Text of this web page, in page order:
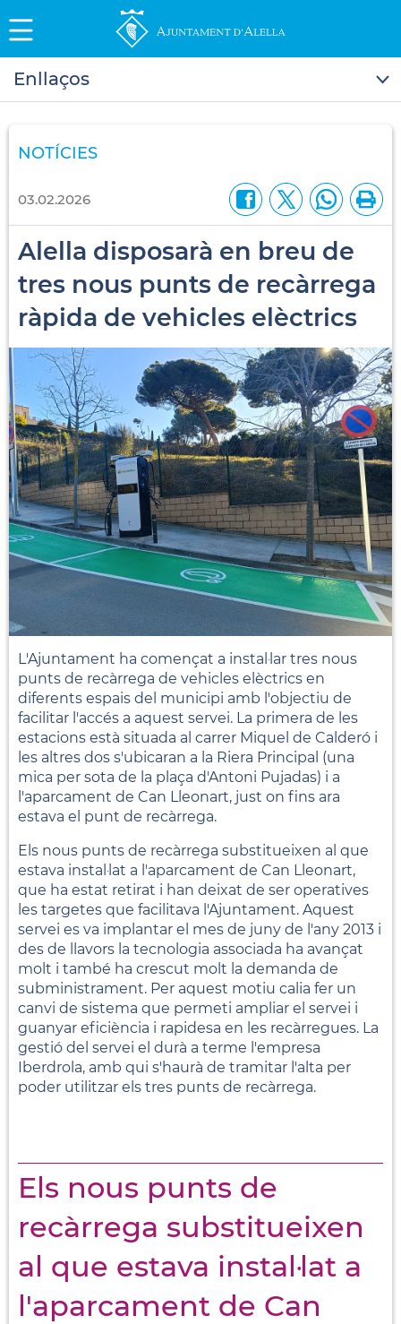
Enllaços
NOTÍCIES
03.02.2026
Alella disposarà en breu de
tres nous punts de recàrrega
ràpida de vehicles elèctrics
L'Ajuntament ha començat a instal·lar tres nous
punts de recàrrega de vehicles elèctrics en
diferents espais del municipi amb l'objectiu de
facilitar l'accés a aquest servei. La primera de les
estacions està situada al carrer Miquel de Calderó i
les altres dos s'ubicaran a la Riera Principal (una
mica per sota de la plaça d'Antoni Pujadas) i a
l'aparcament de Can Lleonart, just on fins ara
estava el punt de recàrrega.
Els nous punts de recàrrega substitueixen al que
estava instal·lat a l'aparcament de Can Lleonart,
que ha estat retirat i han deixat de ser operatives
les targetes que facilitava l'Ajuntament. Aquest
servei es va implantar el mes de juny de l'any 2013 i
des de llavors la tecnologia associada ha avançat
molt i també ha crescut molt la demanda de
subministrament. Per aquest motiu calia fer un
canvi de sistema que permeti ampliar el servei i
guanyar eficiència i rapidesa en les recàrregues. La
gestió del servei el durà a terme l'empresa
Iberdrola, amb qui s'haurà de tramitar l'alta per
poder utilitzar els tres punts de recàrrega.
Els nous punts de
recàrrega substitueixen
al que estava instal·lat a
l'aparcament de Can